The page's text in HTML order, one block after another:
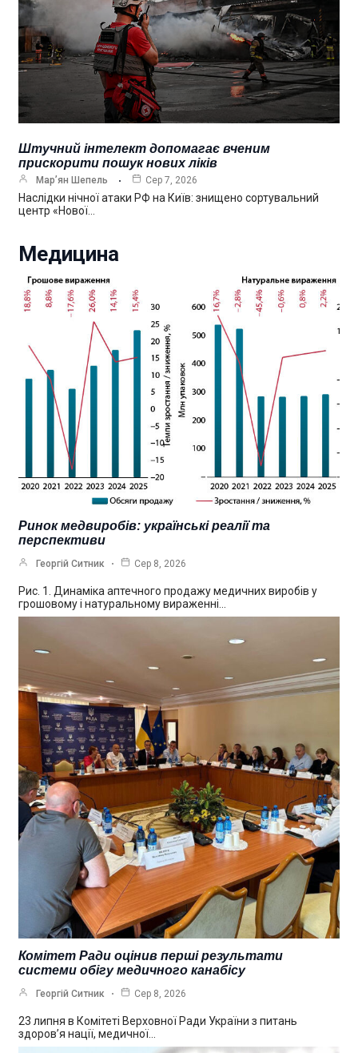
Штучний інтелект допомагає вченим
прискорити пошук нових ліків
Мар’ян Шепель Сер 7, 2026
Наслідки нічної атаки РФ на Київ: знищено сортувальний
центр «Нової…
Медицина
Ринок медвиробів: українські реалії та
перспективи
Георгій Ситник Сер 8, 2026
Рис. 1. Динаміка аптечного продажу медичних виробів у
грошовому і натуральному вираженні…
Комітет Ради оцінив перші результати
системи обігу медичного канабісу
Георгій Ситник Сер 8, 2026
23 липня в Комітеті Верховної Ради України з питань
здоров’я нації, медичної…